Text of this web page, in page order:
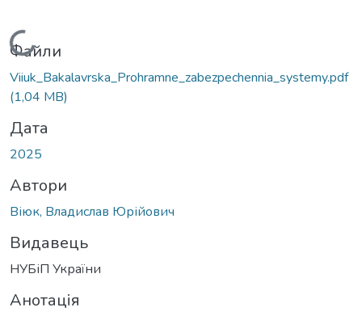
Вантажиться...
Файли
Viiuk_Bakalavrska_Prohramne_zabezpechennia_systemy.pdf
(1,04 MB)
Дата
2025
Автори
Віюк, Владислав Юрійович
Видавець
НУБіП України
Анотація